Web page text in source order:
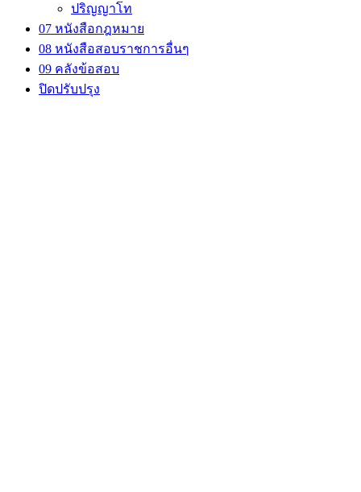
ปริญญาโท
07 หนังสือกฎหมาย
08 หนังสือสอบราชการอื่นๆ
09 คลังข้อสอบ
ปิดปรับปรุง